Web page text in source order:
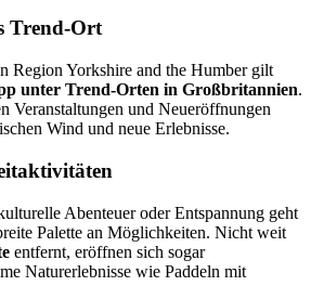
Trend-Ort
Region Yorkshire and the Humber gilt
unter Trend-Orten in Großbritannien.
Veranstaltungen und Neueröffnungen
Wind und neue Erlebnisse.
Abenteuer oder Entspannung geht
Palette an Möglichkeiten. Nicht weit
entfernt, eröffnen sich sogar
Naturerlebnisse wie Paddeln mit